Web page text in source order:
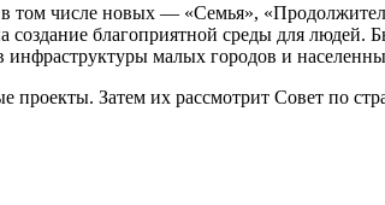
том числе новых — «Семья»,
благоприятной среды для людей.
инфраструктуры малых городов и
Затем их рассмотрит Совет по